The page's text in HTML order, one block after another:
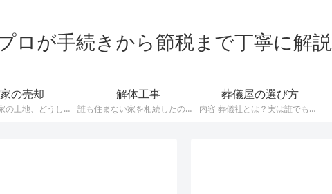
ロが手続きから節税まで丁寧に解説
の売却
相続した実家の土地、どうしよう…… 親が亡くなった悲しみが癒える間もなく、そんな難問が降りかかってきます。 私は不動産の専門家として、様々な相続の問題に立ち会ってきました。 その経験を元に、相続した不動産をトラブルなく売るにはどうしたら良いか？というポイントを解説していきたいと思います。 [st-mybox title=”相続した不動産はいくらで売れるの？” fontawesome=”fa-inf…
解体工事
誰も住まない家を相続したので取り壊したい！でも解体工事ってどこに依頼すればいいの？ とお悩みのあなたに、信頼できる解体業者の選び方について解説していきましょう。 悪徳な解体業者による契約トラブルが多いので、優良業者を選ぶには手間がかかります。 もし面倒なことをしている時間がないということなら、無料の一括見積りサービスを利用することをオススメします。 無料の解体工事一括見積りサービスをみる 解体しな…
葬儀屋の選び方
内容 葬儀社とは？実は誰でもできるんです 葬儀社とは亡くなった方のために、 葬儀の準備 会場の確保 葬儀当日の進行 などを行うサービス業です。 そんな人生の大切な場面をサポートする葬儀社ですが、実は特別な許認可が必要ないことはご存知ですか？ もし葬祭業をしたければ、誰でもできる仕事なのですね。 古くからある葬儀社でも、家族経営の小さい企業が多いです。 [caption id=”attachment…